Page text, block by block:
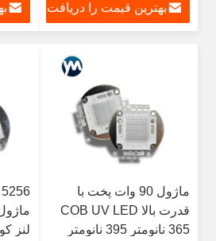
بهترین قیمت را دریافت
ماژول 90 وات پخت با
قدرت بالا COB UV LED
365 نانومتر 395 نانومتر